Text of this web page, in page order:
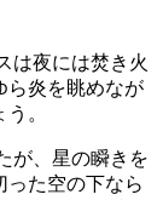
は夜には焚き火
ら炎を眺めなが
。
が、星の瞬きを
った空の下なら